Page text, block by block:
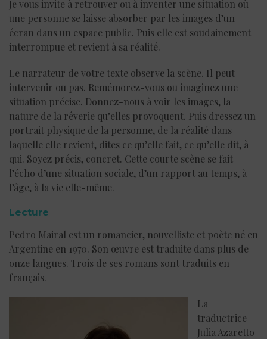
Je vous invite à retrouver ou à inventer une situation où
une personne se laisse absorber par les images d’un
écran dans un espace public. Puis elle est soudainement
interrompue et revient à sa réalité.
Le narrateur de votre texte observe la scène. Il peut
intervenir ou pas. Remémorez-vous ou imaginez une
situation précise. Donnez-nous à voir les images, la
nature de la rêverie qu’elles provoquent. Puis dressez un
portrait physique de la personne, de la réalité dans
laquelle elle revient, dites ce qu’elle fait, ce qu’elle dit, à
qui. Soyez précis, concret. Cette courte scène se fait
l’écho d’une situation sociale, d’un rapport au temps, à
l’âge, à la vie elle-même.
Lecture
Pedro Mairal est un romancier, nouvelliste et poète né en
Argentine en 1970. Son œuvre est traduite dans plus de
onze langues. Trois de ses romans sont traduits en
français.
La
traductrice
Julia Azaretto